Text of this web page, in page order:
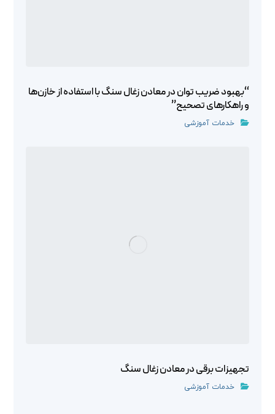
“بهبود ضریب توان در معادن زغال سنگ با استفاده از خازن‌ها
و راهکارهای تصحیح”
خدمات آموزشی
تجهیزات برقی در معادن زغال سنگ
خدمات آموزشی